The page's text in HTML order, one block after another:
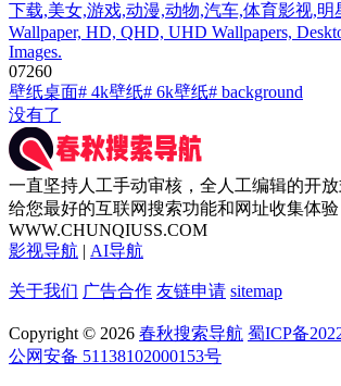
下载,美女,游戏,动漫,动物,汽车,体育影视,明
Wallpaper, HD, QHD, UHD Wallpapers,
Images.
07260
壁纸桌面# 4k壁纸# 6k壁纸# background
没有了
一直坚持人工手动审核，全人工编辑的开放
给您最好的互联网搜索功能和网址收集体验
WWW.CHUNQIUSS.COM
影视导航 | AI导航
关于我们 广告合作 友链申请 sitemap
Copyright © 2026 春秋搜索导航 蜀ICP备
公网安备 51138102000153号